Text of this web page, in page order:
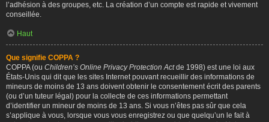
l’adhésion à des groupes, etc. La création d’un compte est rapide et vivement
conseillée.
Haut
Que signifie COPPA ?
COPPA (ou Children’s Online Privacy Protection Actde 1998) est une loi aux
États-Unis qui dit que les sites Internet pouvant recueillir des informations de
mineurs de moins de 13 ans doivent obtenir le consentement écrit des parents
(ou d’un tuteur légal) pour la collecte de ces informations permettant
d’identifier un mineur de moins de 13 ans. Si vous n’êtes pas sûr que cela
s’applique à vous, lorsque vous vous enregistrez ou que quelqu’un le fait à